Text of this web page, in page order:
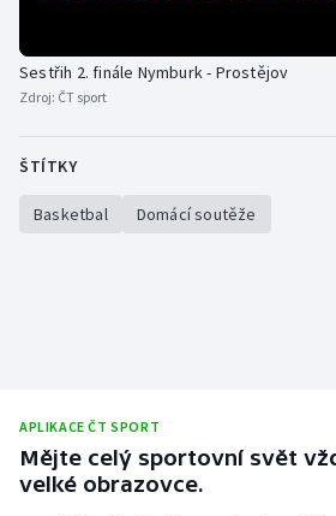
Plážový volejbal
Stolní tenis
Triatlon
Sestřih 2. finále Nymburk - Prostějov
Zdroj: ČT sport
ŠTÍTKY
Basketbal Domácí soutěže
APLIKACE ČT SPORT
Mějte celý sportovní svět
velké obrazovce.